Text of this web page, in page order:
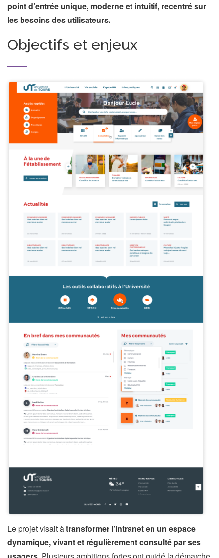
point d’entrée unique, moderne et intuitif, recentré sur
les besoins des utilisateurs.
Objectifs et enjeux
Le projet visait àtransformer l’intranet en un espace
dynamique, vivant et régulièrement consulté par ses
usagers . Plusieurs ambitions fortes ont guidé la démarche